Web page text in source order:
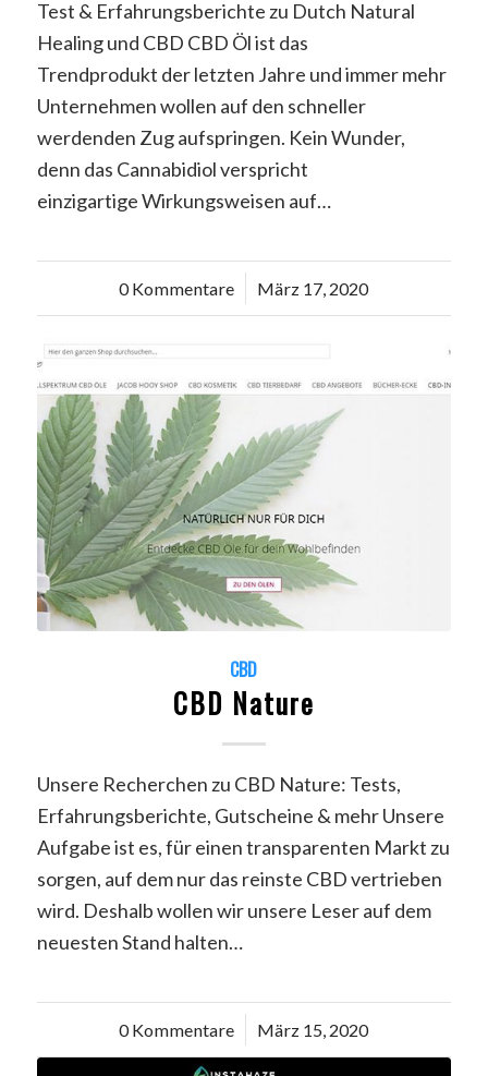
Test & Erfahrungsberichte zu Dutch Natural
Healing und CBD CBD Öl ist das
Trendprodukt der letzten Jahre und immer mehr
Unternehmen wollen auf den schneller
werdenden Zug aufspringen. Kein Wunder,
denn das Cannabidiol verspricht
einzigartige Wirkungsweisen auf…
0 Kommentare
/ März 17, 2020
CBD
CBD Nature
Unsere Recherchen zu CBD Nature: Tests,
Erfahrungsberichte, Gutscheine & mehr Unsere
Aufgabe ist es, für einen transparenten Markt zu
sorgen, auf dem nur das reinste CBD vertrieben
wird. Deshalb wollen wir unsere Leser auf dem
neuesten Stand halten…
0 Kommentare
/ März 15, 2020